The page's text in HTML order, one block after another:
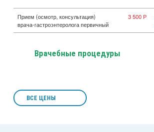
Прием (осмотр, консультация)
врача-гастроэнтеролога первичный
3 500 Р
Врачебные процедуры
ВСЕ ЦЕНЫ